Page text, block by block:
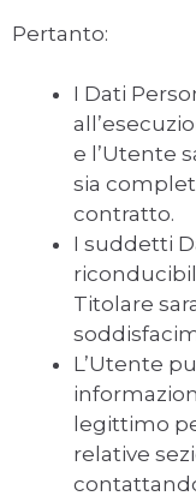
Pertanto:
I Dati
e l’Utente
sia
contratto.
I suddetti
Titolare
L’Utente
legittimo
relative